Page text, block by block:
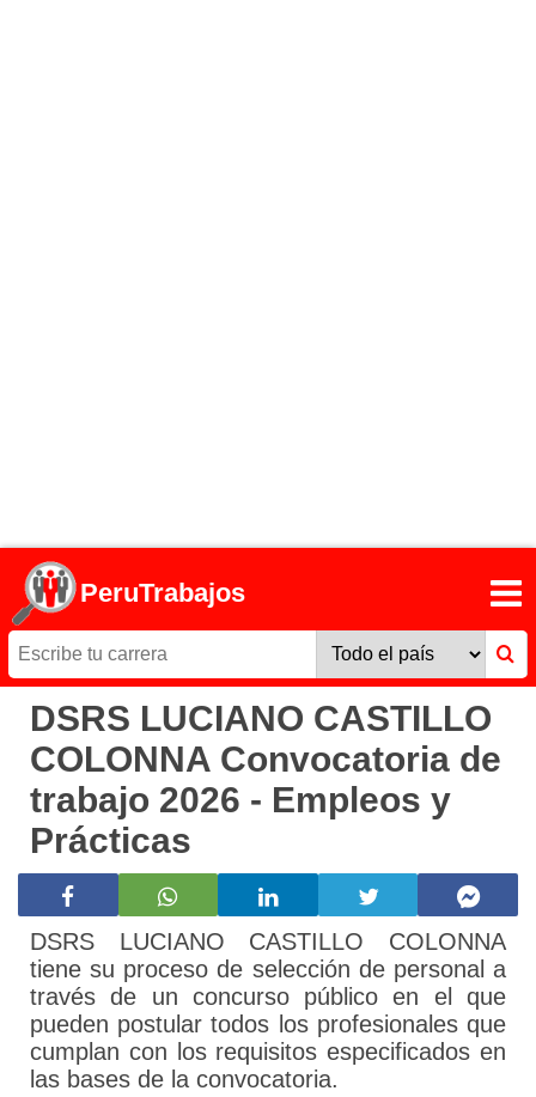
PeruTrabajos
DSRS LUCIANO CASTILLO
COLONNA Convocatoria de
trabajo 2026 - Empleos y
Prácticas
DSRS LUCIANO CASTILLO COLONNA
tiene su proceso de selección de personal a
través de un concurso público en el que
pueden postular todos los profesionales que
cumplan con los requisitos especificados en
las bases de la convocatoria.